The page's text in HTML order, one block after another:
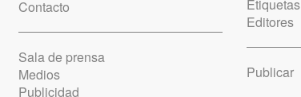
Contacto
Sala de prensa
Medios
Publicidad
Etiquetas
Editores
Publicar